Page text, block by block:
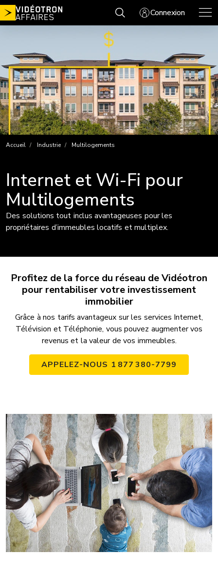
Aller
au
Connexion
Accueil Industrie Multilogements
Internet et Wi-Fi pour
Multilogements
Des solutions tout inclus avantageuses pour les
propriétaires d’immeubles locatifs et multiplex.
Profitez de la force du réseau de Vidéotron
pour rentabiliser votre investissement
immobilier
Grâce à nos tarifs avantageux sur les services Internet,
Télévision et Téléphonie, vous pouvez augmenter vos
revenus et la valeur de vos immeubles.
APPELEZ-NOUS 1 877 380-7799